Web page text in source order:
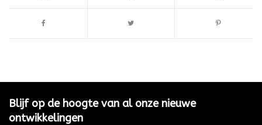
Blijf op de hoogte van al onze nieuwe
ontwikkelingen